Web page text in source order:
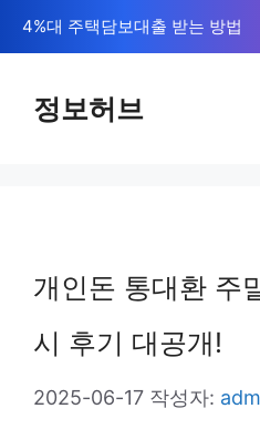
텐
4%대 주택담보대출 받는 방법
정보허브
개인돈 통대환 주
시 후기 대공개!
2025-06-17 작성자: